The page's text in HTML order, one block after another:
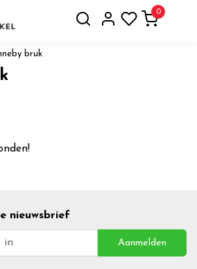
0
bruk
nieuwsbrief
Aanmelden